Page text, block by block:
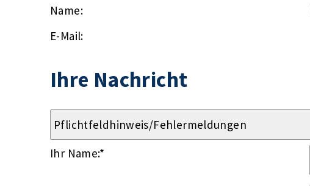
Name:
E-Mail:
Ihre Nachricht
Ihr Name:*